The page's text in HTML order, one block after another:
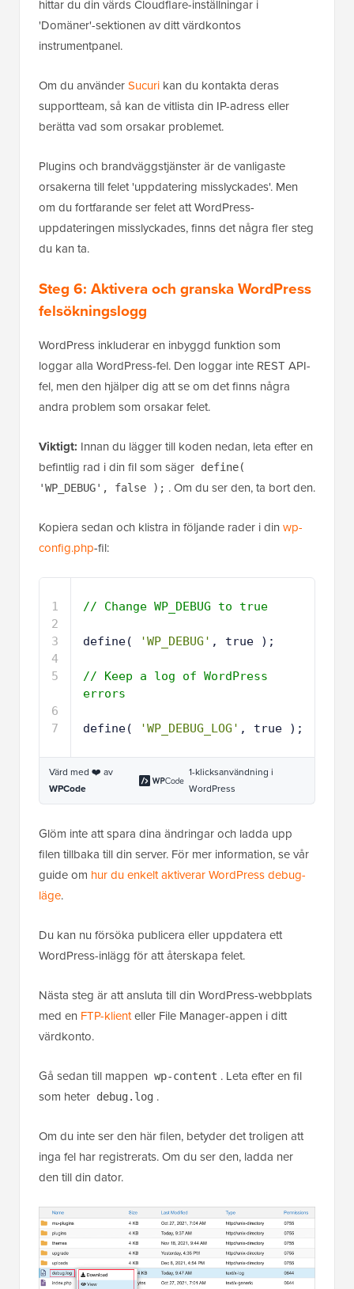
hittar du din värds Cloudflare-inställningar i
'Domäner'-sektionen av ditt värdkontos
instrumentpanel.
Om du använderSucuri kan du kontakta deras
supportteam, så kan de vitlista din IP-adress eller
berätta vad som orsakar problemet.
Plugins och brandväggstjänster är de vanligaste
orsakerna till felet 'uppdatering misslyckades'. Men
om du fortfarande ser felet att WordPress-
uppdateringen misslyckades, finns det några fler steg
du kan ta.
Steg 6: Aktivera och granska WordPress
felsökningslogg
WordPress inkluderar en inbyggd funktion som
loggar alla WordPress-fel. Den loggar inte REST API-
fel, men den hjälper dig att se om det finns några
andra problem som orsakar felet.
Viktigt: Innan du lägger till koden nedan, leta efter en
befintlig rad i din fil som säger define(
'WP_DEBUG', false ); . Om du ser den, ta bort den.
Kopiera sedan och klistra in följande rader i din wp-
config.php-fil:
1
2
3
4
5
6
7
// Change WP_DEBUG to true
define( 'WP_DEBUG' , true );
// Keep a log of WordPress
errors
define( 'WP_DEBUG_LOG' , true );
Värd med ❤️ av
WPCode
1-klicksanvändning i
WordPress
Glöm inte att spara dina ändringar och ladda upp
filen tillbaka till din server. För mer information, se vår
guide om hur du enkelt aktiverar WordPress debug-
läge.
Du kan nu försöka publicera eller uppdatera ett
WordPress-inlägg för att återskapa felet.
Nästa steg är att ansluta till din WordPress-webbplats
med en FTP-klienteller File Manager-appen i ditt
värdkonto.
Gå sedan till mappen wp-content . Leta efter en fil
som heter debug.log .
Om du inte ser den här filen, betyder det troligen att
inga fel har registrerats. Om du ser den, ladda ner
den till din dator.